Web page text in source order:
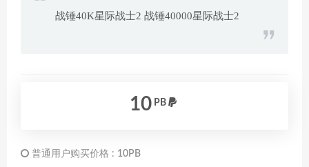
战锤40K星际战士2 战锤40000星际战士2
10 PB
普通用户购买价格 : 10PB